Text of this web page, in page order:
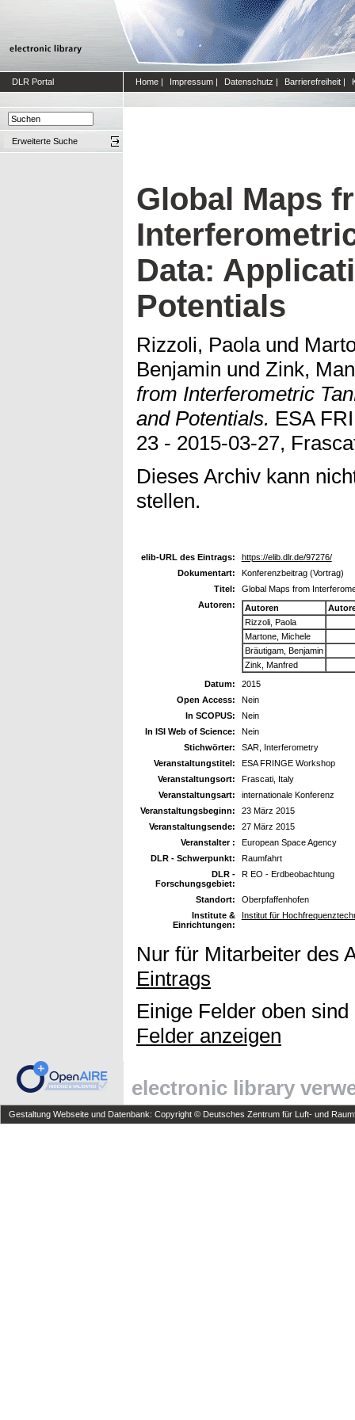
DLR Portal Home | Impressum | Datenschutz | Barrierefreiheit |
Erweiterte Suche
Global Maps
Data:
Potentials
Rizzoli, Paolaund
Benjamin und Zink,
from Interferometric
and Potentials. ESA
23 - 2015-03-27,
Dieses Archiv kann
stellen.
elib-URL des Eintrags:
https://elib.dlr.de/97276/
Dokumentart:
Konferenzbeitrag (Vortrag)
Titel:
Global Maps from
Autoren:
Autoren
Rizzoli, Paola
Martone, Michele
Bräutigam, Benjamin
Zink, Manfred
Datum:
2015
Open Access:
Nein
In SCOPUS:
Nein
In ISI Web of Science:
Nein
Stichwörter:
SAR, Interferometry
Veranstaltungstitel:
ESA FRINGE Workshop
Veranstaltungsort:
Frascati, Italy
Veranstaltungsart:
internationale Konferenz
Veranstaltungsbeginn:
23 März 2015
Veranstaltungsende:
27 März 2015
Veranstalter :
European Space Agency
DLR - Schwerpunkt:
Raumfahrt
DLR -
Forschungsgebiet:
R EO - Erdbeobachtung
Standort:
Oberpfaffenhofen
Institute &
Einrichtungen:
Institut für
Nur für Mitarbeiter des
Eintrags
Einige Felder oben
Felder anzeigen
electronic library
Gestaltung Webseite und Datenbank: Copyright © Deutsches Zentrum für Luft- und